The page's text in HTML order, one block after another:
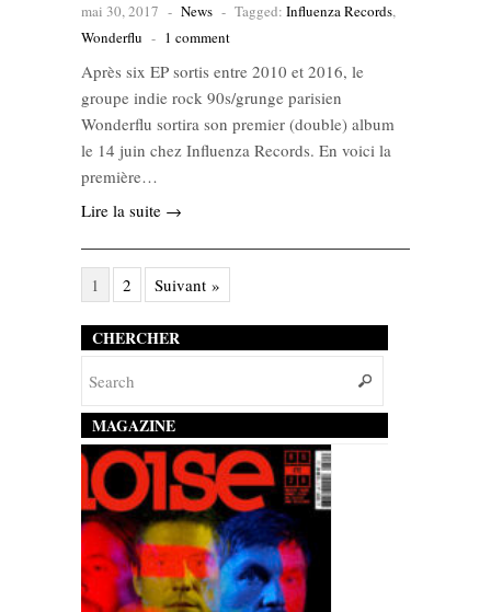
mai 30, 2017 - News - Tagged: Influenza Records,
Wonderflu - 1 comment
Après six EP sortis entre 2010 et 2016, le
groupe indie rock 90s/grunge parisien
Wonderflu sortira son premier (double) album
le 14 juin chez Influenza Records. En voici la
première…
Lire la suite →
1 2 Suivant »
CHERCHER
MAGAZINE